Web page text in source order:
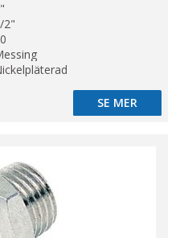
2"
SE MER
SE MER